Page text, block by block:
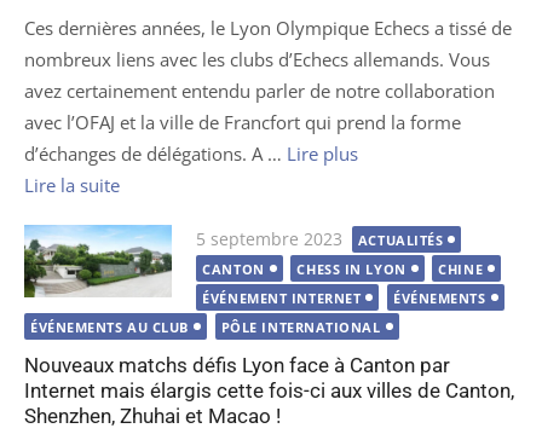
Ces dernières années, le Lyon Olympique Echecs a tissé de
nombreux liens avec les clubs d’Echecs allemands. Vous
avez certainement entendu parler de notre collaboration
avec l’OFAJ et la ville de Francfort qui prend la forme
d’échanges de délégations. A … Lire plus
Lire la suite
Publié
le
5 septembre 2023
ACTUALITÉS
CANTON
CHESS IN LYON
CHINE
ÉVÉNEMENT INTERNET
ÉVÉNEMENTS
ÉVÉNEMENTS AU CLUB
PÔLE INTERNATIONAL
Nouveaux matchs défis Lyon face à Canton par
Internet mais élargis cette fois-ci aux villes de Canton,
Shenzhen, Zhuhai et Macao !